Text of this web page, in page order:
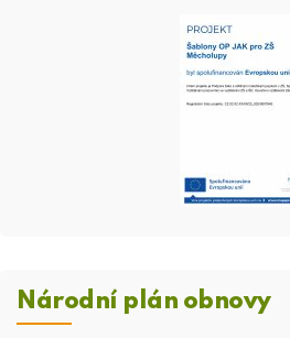
Národní plán obnovy